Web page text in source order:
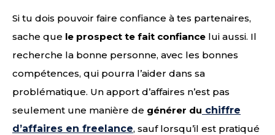
Si tu dois pouvoir faire confiance à tes partenaires,
sache que le prospect te fait confiance lui aussi. Il
recherche la bonne personne, avec les bonnes
compétences, qui pourra l’aider dans sa
problématique. Un apport d’affaires n’est pas
seulement une manière de générer du chiffre
d’affaires en freelance, sauf lorsqu’il est pratiqué